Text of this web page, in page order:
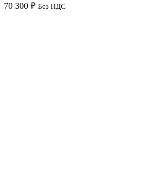
70 300 ₽ Без НДС